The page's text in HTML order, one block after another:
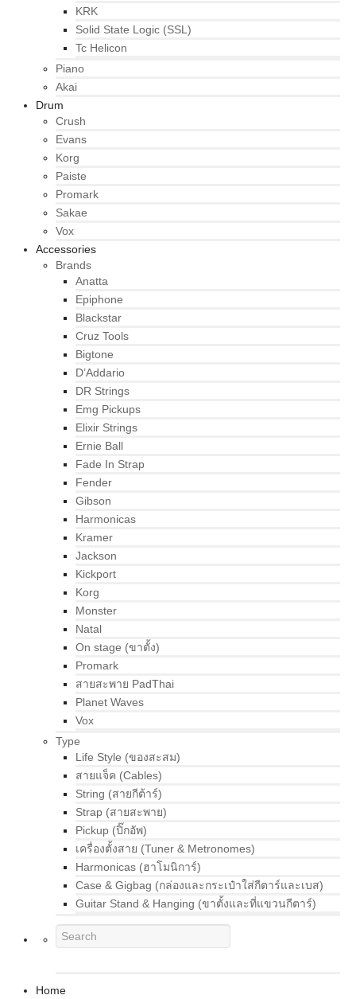
KRK
Solid State Logic (SSL)
Tc Helicon
Piano
Akai
Drum
Crush
Evans
Korg
Paiste
Promark
Sakae
Vox
Accessories
Brands
Anatta
Epiphone
Blackstar
Cruz Tools
Bigtone
D’Addario
DR Strings
Emg Pickups
Elixir Strings
Ernie Ball
Fade In Strap
Fender
Gibson
Harmonicas
Kramer
Jackson
Kickport
Korg
Monster
Natal
On stage (ขาตั้ง)
Promark
สายสะพาย PadThai
Planet Waves
Vox
Type
Life Style (ของสะสม)
สายแจ็ค (Cables)
String (สายกีต้าร์)
Strap (สายสะพาย)
Pickup (ปิ๊กอัพ)
เครื่องตั้งสาย (Tuner & Metronomes)
Harmonicas (ฮาโมนิการ์)
Case & Gigbag (กล่องและกระเป๋าใส่กีตาร์และเบส)
Guitar Stand & Hanging (ขาตั้งและที่แขวนกีตาร์)
Home